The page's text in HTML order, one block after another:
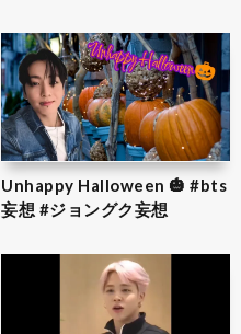
Unhappy Halloween 🎃 #bts
妄想 #ジョングク妄想